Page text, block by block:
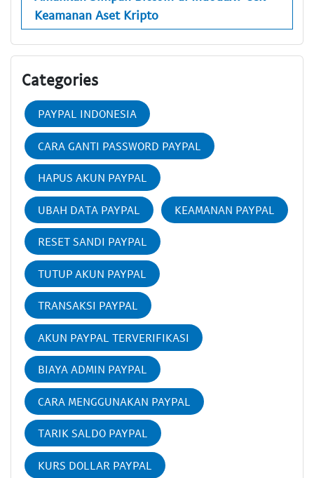
Keamanan Aset Kripto
Categories
PAYPAL INDONESIA
CARA GANTI PASSWORD PAYPAL
HAPUS AKUN PAYPAL
UBAH DATA PAYPAL KEAMANAN PAYPAL
RESET SANDI PAYPAL
TUTUP AKUN PAYPAL
TRANSAKSI PAYPAL
AKUN PAYPAL TERVERIFIKASI
BIAYA ADMIN PAYPAL
CARA MENGGUNAKAN PAYPAL
TARIK SALDO PAYPAL
KURS DOLLAR PAYPAL